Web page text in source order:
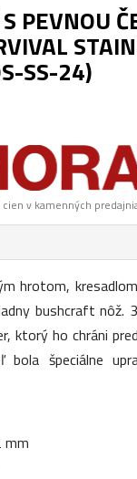
PEVNOU
SS-24)
v kamenných
hrotom,
bushcraft nôž.
ktorý ho chráni
bola špeciálne
mm